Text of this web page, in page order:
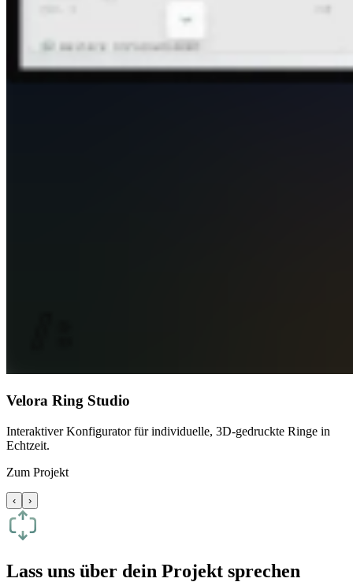
Velora Ring Studio
Interaktiver Konfigurator für individuelle, 3D-gedruckte Ringe in
Echtzeit.
Zum Projekt
‹ ›
Lass uns über dein Projekt sprechen